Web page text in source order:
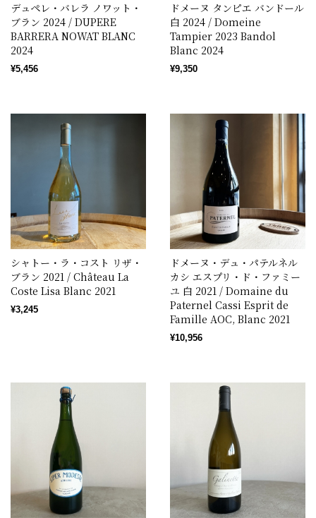
デュペレ・バレラ ノワット・
ブラン 2024 / DUPERE
BARRERA NOWAT BLANC
2024
¥5,456
ドメーヌ タンピエ バンドール
白 2024 / Domeine
Tampier 2023 Bandol
Blanc 2024
¥9,350
シャトー・ラ・コスト リザ・
ブラン 2021 / Château La
Coste Lisa Blanc 2021
¥3,245
ドメーヌ・デュ・パテルネル
カシ エスプリ・ド・ファミー
ユ 白 2021 / Domaine du
Paternel Cassi Esprit de
Famille AOC, Blanc 2021
¥10,956